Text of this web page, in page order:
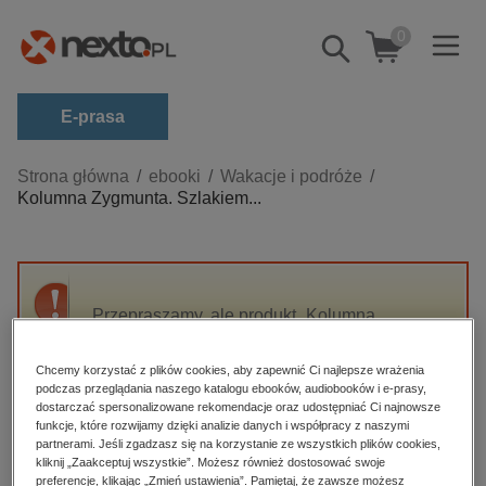
Pokaż/schowaj
wyszukiwarkę
0
E-prasa
Kategorie
Zobacz wszystkie E-prasa
budownictwo, aranżacja wnętrz
darmowe wydania
edukacja
hobby, sport, rozrywka
komputery, internet, technologie, informatyka
Strona główna ebooki
Wakacje i podróże
Kolumna Zygmunta. Szlakiem...
Przepraszamy, ale produkt „Kolumna
High-contrast mode
Polecane
Chcemy korzystać z plików cookies, aby zapewnić Ci najlepsze wrażenia
podczas przeglądania naszego katalogu ebooków, audiobooków i e-prasy,
dostarczać spersonalizowane rekomendacje oraz udostępniać Ci najnowsze
funkcje, które rozwijamy dzięki analizie danych i współpracy z naszymi
partnerami. Jeśli zgadzasz się na korzystanie ze wszystkich plików cookies,
kliknij „Zaakceptuj wszystkie”. Możesz również dostosować swoje
preferencje, klikając „Zmień ustawienia”. Pamiętaj, że zawsze możesz